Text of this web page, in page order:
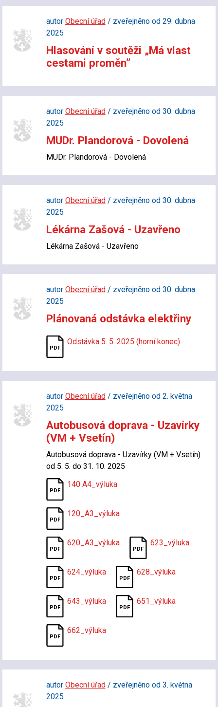
autor Obecní úřad/ zveřejněno od 29. dubna
2025
Hlasování v soutěži „Má vlast
cestami proměn”
autor Obecní úřad/ zveřejněno od 30. dubna
2025
MUDr. Plandorová - Dovolená
MUDr. Plandorová - Dovolená
autor Obecní úřad/ zveřejněno od 30. dubna
2025
Lékárna Zašová - Uzavřeno
Lékárna Zašová - Uzavřeno
autor Obecní úřad/ zveřejněno od 30. dubna
2025
Plánovaná odstávka elektřiny
Odstávka 5. 5. 2025 (horní konec)
autor Obecní úřad/ zveřejněno od 2. května
2025
Autobusová doprava - Uzavírky
(VM + Vsetín)
Autobusová doprava - Uzavírky (VM + Vsetín)
od 5. 5. do 31. 10. 2025
140 A4_výluka
120_A3_výluka
620_A3_výluka 623_výluka
624_výluka 628_výluka
643_výluka 651_výluka
662_výluka
autor Obecní úřad/ zveřejněno od 3. května
2025